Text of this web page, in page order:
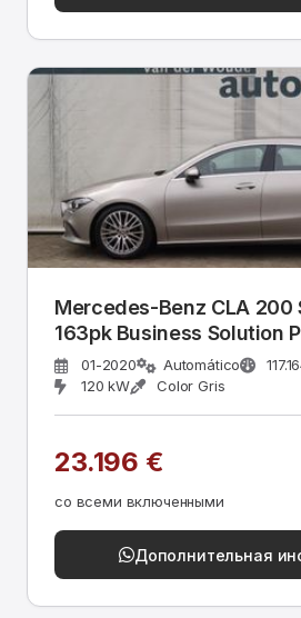
Mercedes-Benz CLA 200
163pk Business Solution P
01-2020 Automático
120 kW
Color Gris
23.196 €
со всеми включенными
Дополнительная